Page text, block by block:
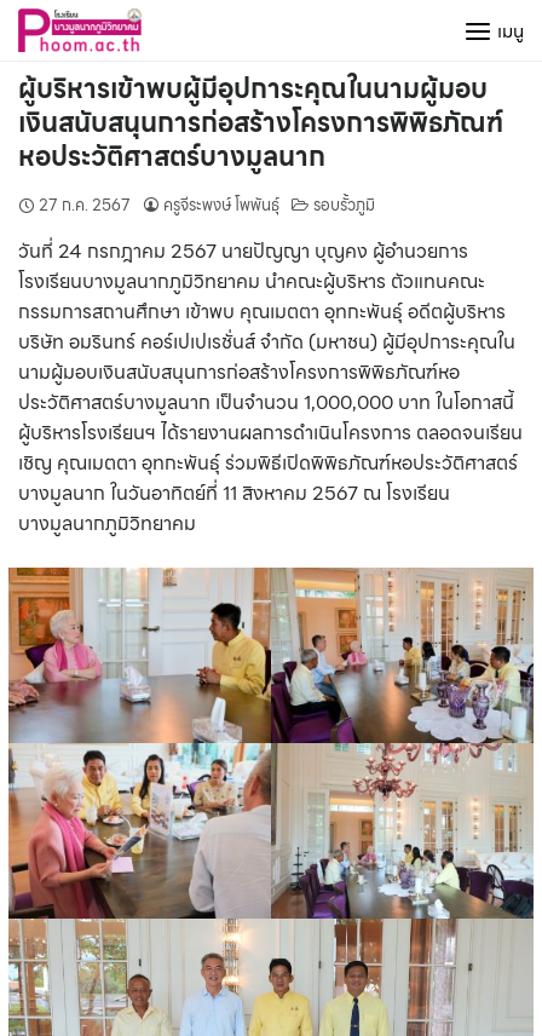
Skip
content
เมนู
ผู้บริหารเข้าพบผู้มีอุปการะคุณในนามผู้มอบ
เงินสนับสนุนการก่อสร้างโครงการพิพิธภัณฑ์
หอประวัติศาสตร์บางมูลนาก
27 ก.ค. 2567 ครูจีระพงษ์ โพพันธุ์ รอบรั้วภูมิ
วันที่ 24 กรกฎาคม 2567 นายปัญญา บุญคง ผู้อำนวยการ
โรงเรียนบางมูลนากภูมิวิทยาคม นำคณะผู้บริหาร ตัวแทนคณะ
กรรมการสถานศึกษา เข้าพบ คุณเมตตา อุทกะพันธุ์ อดีตผู้บริหาร
บริษัท อมรินทร์ คอร์เปเปเรชั่นส์ จำกัด (มหาชน) ผู้มีอุปการะคุณใน
นามผู้มอบเงินสนับสนุนการก่อสร้างโครงการพิพิธภัณฑ์หอ
ประวัติศาสตร์บางมูลนาก เป็นจำนวน 1,000,000 บาท ในโอกาสนี้
ผู้บริหารโรงเรียนฯ ได้รายงานผลการดำเนินโครงการ ตลอดจนเรียน
เชิญ คุณเมตตา อุทกะพันธุ์ ร่วมพิธีเปิดพิพิธภัณฑ์หอประวัติศาสตร์
บางมูลนาก ในวันอาทิตย์ที่ 11 สิงหาคม 2567 ณ โรงเรียน
บางมูลนากภูมิวิทยาคม